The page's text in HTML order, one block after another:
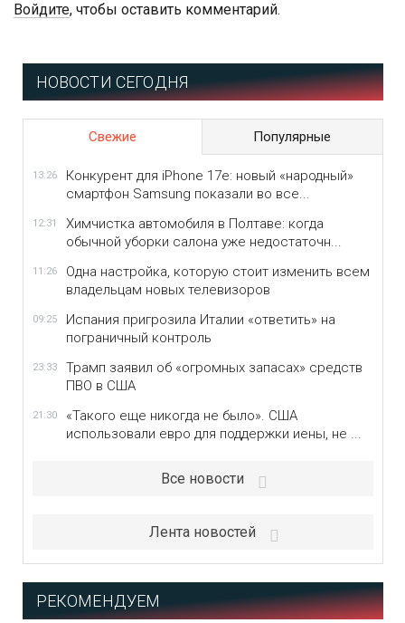
Войдите, чтобы оставить комментарий.
НОВОСТИ СЕГОДНЯ
Свежие Популярные
13:26
Конкурент для iPhone 17e: новый «народный»
смартфон Samsung показали во все...
12:31
Химчистка автомобиля в Полтаве: когда
обычной уборки салона уже недостаточн...
11:26
Одна настройка, которую стоит изменить всем
владельцам новых телевизоров
09:25
Испания пригрозила Италии «ответить» на
пограничный контроль
23:33
Трамп заявил об «огромных запасах» средств
ПВО в США
21:30
«Такого еще никогда не было». США
использовали евро для поддержки иены, не ...
Все новости
Лента новостей
РЕКОМЕНДУЕМ